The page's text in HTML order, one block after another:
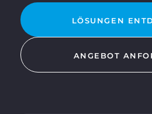
LÖSUNGEN
ANGEBOT